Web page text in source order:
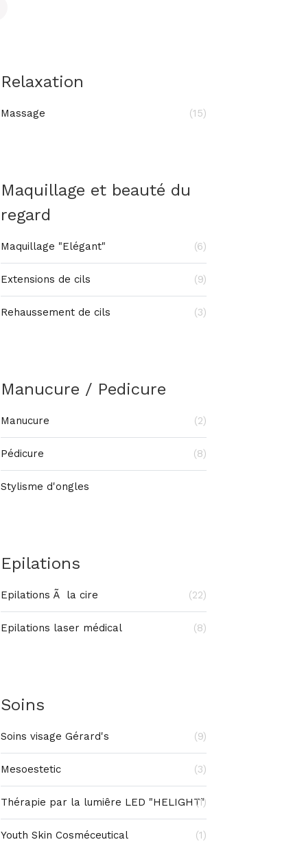
Relaxation
Massage (15)
Maquillage et beauté du
regard
Maquillage "Elégant" (6)
Extensions de cils (9)
Rehaussement de cils (3)
Manucure / Pedicure
Manucure (2)
Pédicure (8)
Stylisme d'ongles
Epilations
Epilations Ã la cire (22)
Epilations laser médical (8)
Soins
Soins visage Gérard's (9)
Mesoestetic (3)
Thérapie par la lumiêre LED "HELIGHT"
(1)
Youth Skin Cosméceutical (1)